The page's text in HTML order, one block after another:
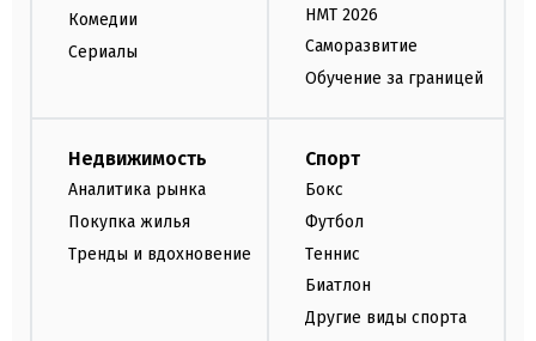
Комедии
Сериалы
НМТ 2026
Саморазвитие
Обучение за границей
Недвижимость
Аналитика рынка
Покупка жилья
Тренды и вдохновение
Спорт
Бокс
Футбол
Теннис
Биатлон
Другие виды спорта